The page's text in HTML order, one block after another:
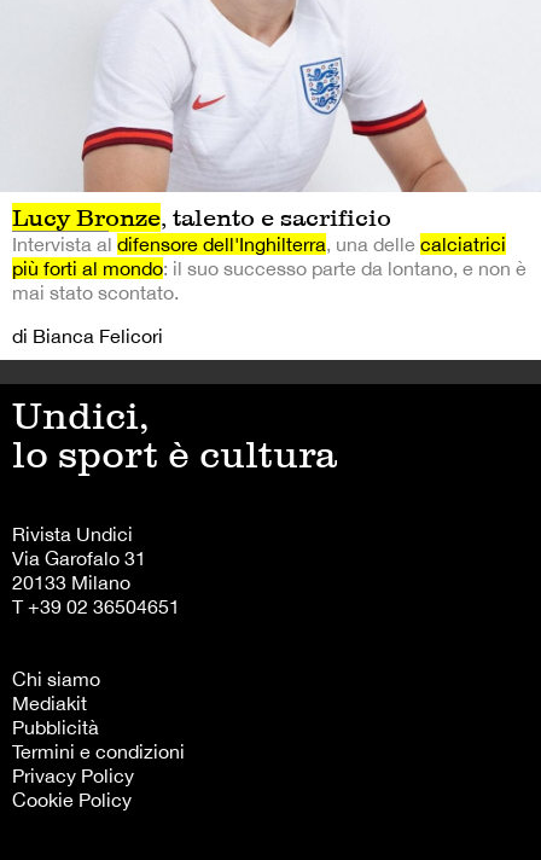
Lucy Bronze, talento e sacrificio
Intervista al difensore dell'Inghilterra, una delle calciatrici
più forti al mondo: il suo successo parte da lontano, e non è
mai stato scontato.
di Bianca Felicori
Undici,
lo sport è cultura
Rivista Undici
Via Garofalo 31
20133 Milano
T +39 02 36504651
Chi siamo
Mediakit
Pubblicità
Termini e condizioni
Privacy Policy
Cookie Policy